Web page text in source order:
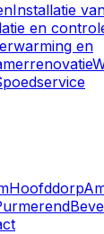
Installatie
en
en
Hoofddorp